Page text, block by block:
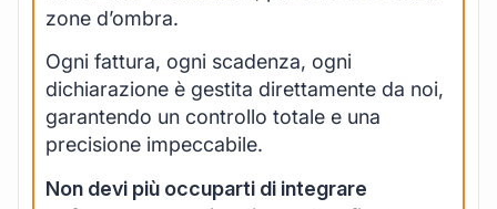
zone d’ombra.
Ogni fattura, ogni scadenza, ogni
dichiarazione è gestita direttamente da noi,
garantendo un controllo totale e una
precisione impeccabile.
Non devi più occuparti di integrare